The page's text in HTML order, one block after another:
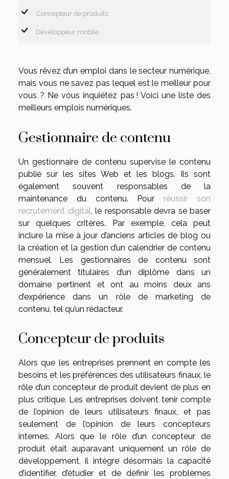
Concepteur de produits
Développeur mobile
Vous rêvez d’un emploi dans le secteur numérique,
mais vous ne savez pas lequel est le meilleur pour
vous ? Ne vous inquiétez pas ! Voici une liste des
meilleurs emplois numériques.
Gestionnaire de contenu
Un gestionnaire de contenu supervise le contenu
publié sur les sites Web et les blogs. Ils sont
également souvent responsables de la
maintenance du contenu. Pour réussir son
recrutement digital , le responsable devra se baser
sur quelques critères. Par exemple, cela peut
inclure la mise à jour d’anciens articles de blog ou
la création et la gestion d’un calendrier de contenu
mensuel. Les gestionnaires de contenu sont
généralement titulaires d’un diplôme dans un
domaine pertinent et ont au moins deux ans
d’expérience dans un rôle de marketing de
contenu, tel qu’un rédacteur.
Concepteur de produits
Alors que les entreprises prennent en compte les
besoins et les préférences des utilisateurs finaux, le
rôle d’un concepteur de produit devient de plus en
plus critique. Les entreprises doivent tenir compte
de l’opinion de leurs utilisateurs finaux, et pas
seulement de l’opinion de leurs concepteurs
internes. Alors que le rôle d’un concepteur de
produit était auparavant uniquement un rôle de
développement, il intègre désormais la capacité
d’identifier, d’étudier et de définir les problèmes